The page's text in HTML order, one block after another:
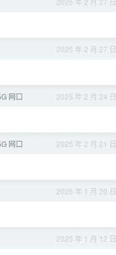
2025 年 2 月 27 日
2025 年 2 月 24 日
网口
2025 年 2 月 21 日
网口
2025 年 1 月 20 日
2025 年 1 月 12 日